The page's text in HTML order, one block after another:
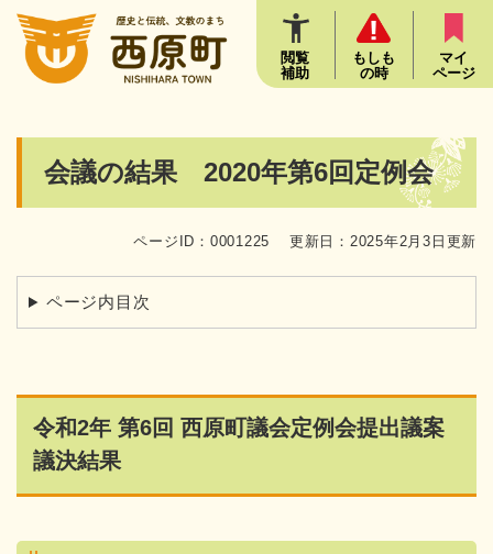
メニューを飛ばして本文へ
閲覧
補助
もしも
の時
マイ
ページ
会議の結果 2020年第6回定例会
ページID：0001225 更新日：2025年2月3日更新
ページ内目次
令和2年 第6回 西原町議会定例会提出議案
議決結果